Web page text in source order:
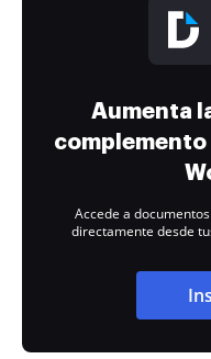
Aumenta
complemento
Accede a
directamente desde